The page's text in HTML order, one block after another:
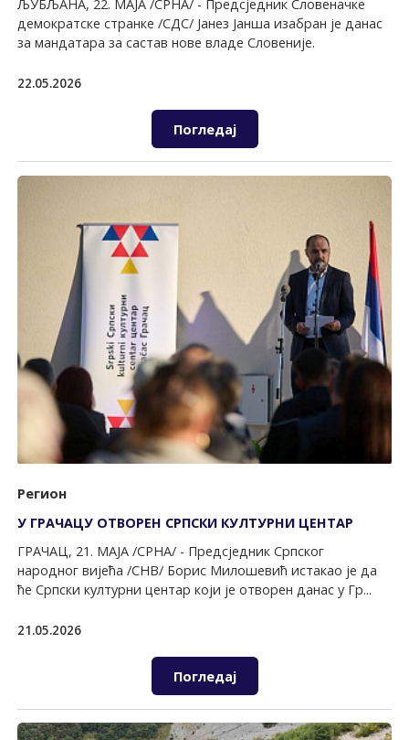
ЉУБЉАНА, 22. МАЈА /СРНА/ - Предсједник Словеначке
демократске странке /СДС/ Јанез Јанша изабран је данас
за мандатара за састав нове владе Словеније.
22.05.2026
Погледај
Регион
У ГРАЧАЦУ ОТВОРЕН СРПСКИ КУЛТУРНИ ЦЕНТАР
ГРАЧАЦ, 21. МАЈА /СРНА/ - Предсједник Српског
народног вијећа /СНВ/ Борис Милошевић истакао је да
ће Српски културни центар који је отворен данас у Гр...
21.05.2026
Погледај